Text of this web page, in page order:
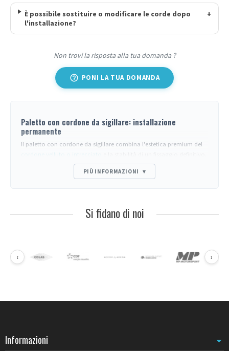
È possibile sostituire o modificare le corde dopo
l'installazione?
+
Non trovi la risposta alla tua domanda ?
help_outline PONI LA TUA DOMANDA
Paletto con cordone da sigillare: installazione
permanente
Il paletto con cordone da sigillare combina l'estetica premium del
cordone velluto o intrecciato
Questa pagina dettaglia le opzioni di sigillatura e le scelte tecniche.
Le questioni d'uso e manutenzione sono trattate nelle FAQ in fondo
Sigillatura diretta cemento: asta inferiore del paletto annegata
paletto vi si inserisce e si blocca. Permette la rimozione per
cromato lucido (intramontabile).
Testa
PIÙ INFORMAZIONI ▾
Si fidano di noi
‹ ›
Informazioni